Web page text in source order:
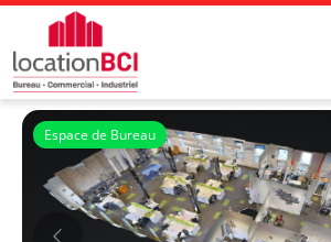
Espace de Bureau